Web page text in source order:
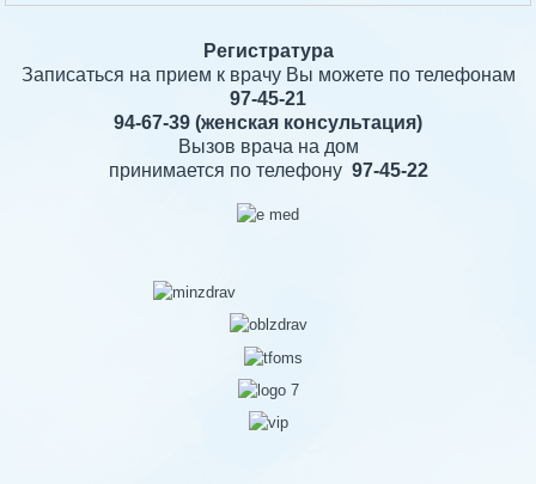
Регистратура
Записаться на прием к врачу Вы можете по телефонам
97-45-21
94-67-39 (женская консультация)
Вызов врача на дом
принимается по телефону 97-45-22